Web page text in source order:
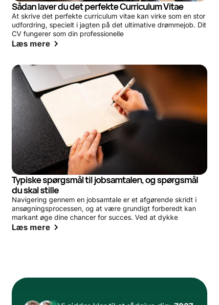
Sådan laver du det perfekte Curriculum Vitae
At skrive det perfekte curriculum vitae kan virke som en stor
udfordring, specielt i jagten på det ultimative drømmejob. Dit
CV fungerer som din professionelle
Læs mere
Typiske spørgsmål til jobsamtalen, og spørgsmål
du skal stille
Navigering gennem en jobsamtale er et afgørende skridt i
ansøgningsprocessen, og at være grundigt forberedt kan
markant øge dine chancer for succes. Ved at dykke
Læs mere